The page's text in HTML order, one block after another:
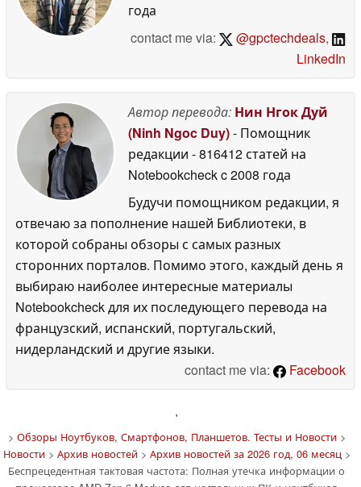
года
contact me via:
@gpctechdeals,
LinkedIn
Автор перевода: Нин Нгок Дуй
(Ninh Ngoc Duy)- Помощник
редакции - 816412 статей на
Notebookcheckc 2008 года
Будучи помощником редакции, я
отвечаю за пополнение нашей Библиотеки, в
которой собраны обзоры с самых разных
сторонних порталов. Помимо этого, каждый день я
выбираю наиболее интересные материалы
Notebookcheck для их последующего перевода на
французский, испанский, португальский,
нидерландский и другие языки.
contact me via:
Facebook
'
> Обзоры Ноутбуков, Смартфонов, Планшетов. Тесты и Новости>
Новости> Архив новостей> Архив новостей за 2026 год, 06 месяц>
Беспрецедентная тактовая частота: Полная утечка информации о